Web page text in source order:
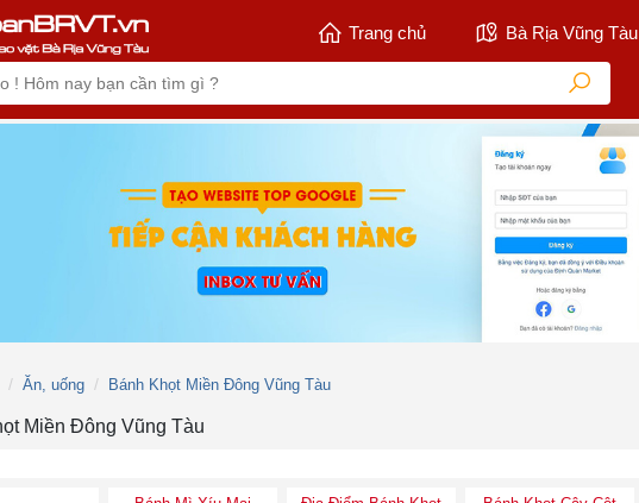
Trang chủ Bà Rịa Vũng Tàu
Ăn, uống Bánh Khọt Miền Đông Vũng Tàu
Miền Đông Vũng Tàu